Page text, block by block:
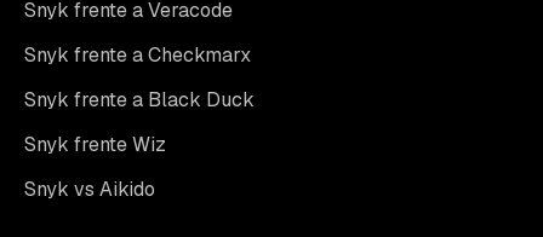
Snyk frente a Veracode
Snyk frente a Checkmarx
Snyk frente a Black Duck
Snyk frente Wiz
Snyk vs Aikido